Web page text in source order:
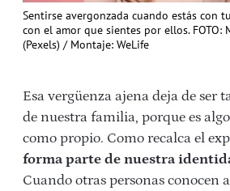
Sentirse avergonzada cuando estás con
con el amor que sientes por ellos. FOTO:
(Pexels) / Montaje: WeLife
Esa vergüenza ajena deja de ser
de nuestra familia, porque es
como propio. Como recalca el
forma parte de nuestra
Cuando otras personas conocen